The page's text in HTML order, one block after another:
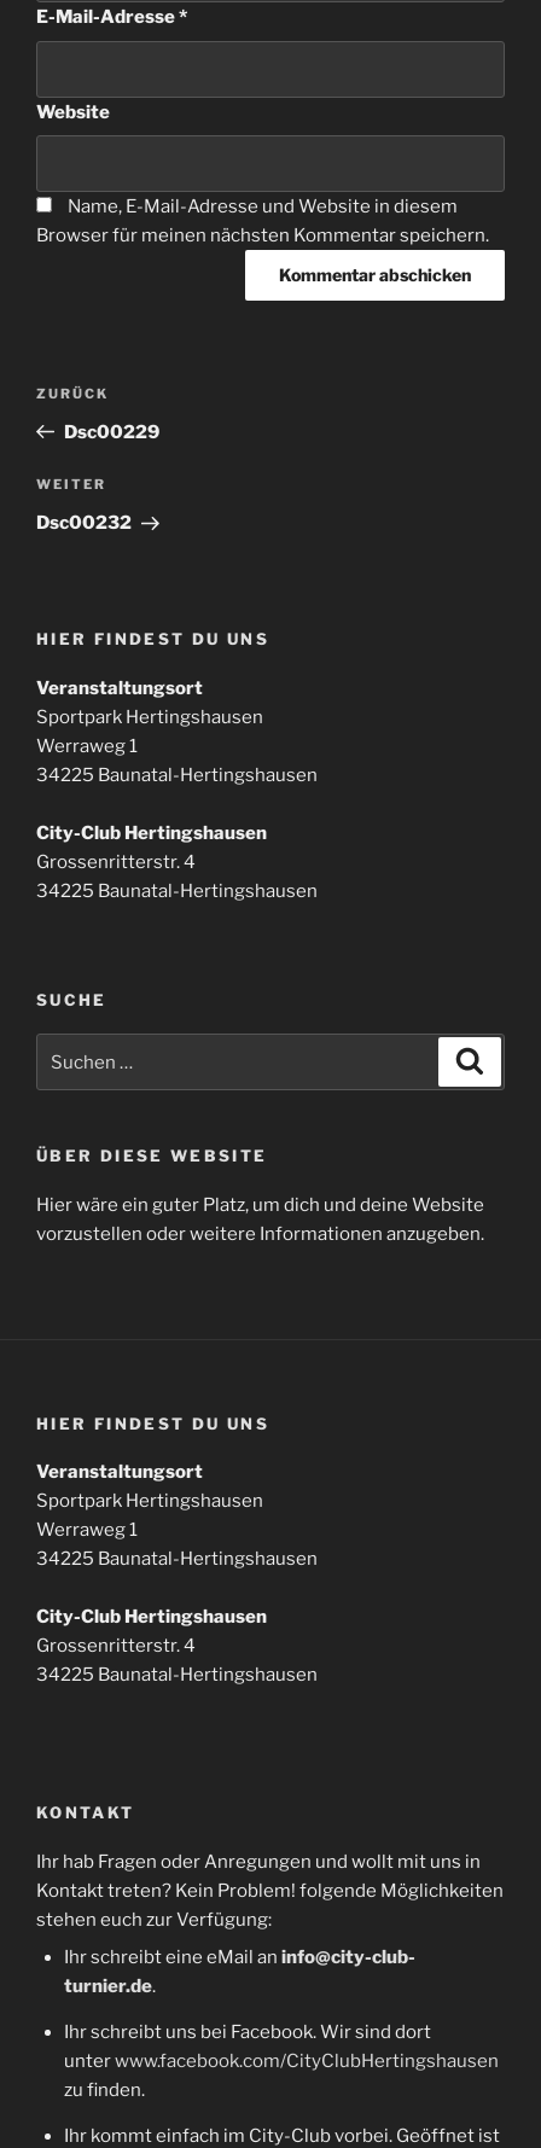
E-Mail-Adresse*
Website
Name, E-Mail-Adresse und Website in diesem
Browser für meinen nächsten Kommentar speichern.
Beitragsnavigation
Vorheriger
Beitrag
ZURÜCK
Dsc00229
Nächster
Beitrag
WEITER
Dsc00232
HIER FINDEST DU UNS
Veranstaltungsort
Sportpark Hertingshausen
Werraweg 1
34225 Baunatal-Hertingshausen
City-Club Hertingshausen
Grossenritterstr. 4
34225 Baunatal-Hertingshausen
SUCHE
nach:
ÜBER DIESE WEBSITE
Hier wäre ein guter Platz, um dich und deine Website
vorzustellen oder weitere Informationen anzugeben.
HIER FINDEST DU UNS
Veranstaltungsort
Sportpark Hertingshausen
Werraweg 1
34225 Baunatal-Hertingshausen
City-Club Hertingshausen
Grossenritterstr. 4
34225 Baunatal-Hertingshausen
KONTAKT
Ihr hab Fragen oder Anregungen und wollt mit uns in
Kontakt treten? Kein Problem! folgende Möglichkeiten
stehen euch zur Verfügung:
Ihr schreibt eine eMail an info@city-club-
turnier.de.
Ihr schreibt uns bei Facebook. Wir sind dort
unterwww.facebook.com/CityClubHertingshausen
zu finden.
Ihr kommt einfach im City-Club vorbei. Geöffnet ist